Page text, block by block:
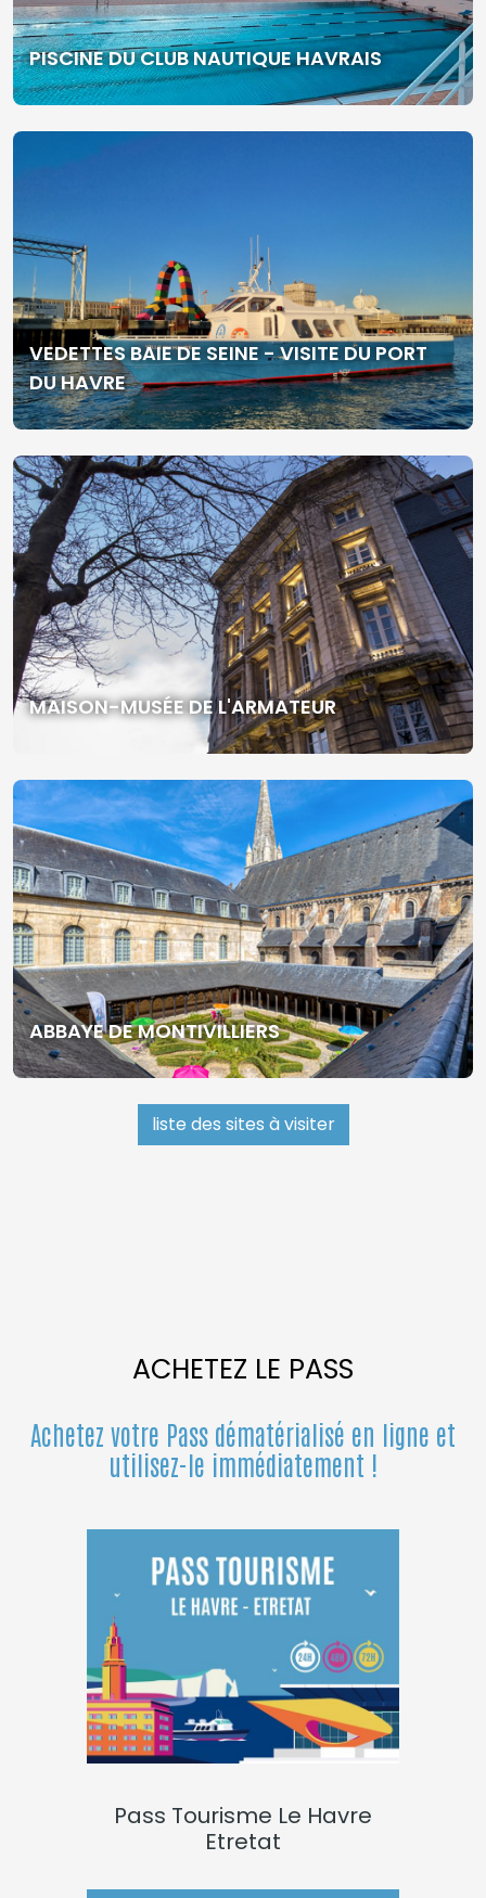
PISCINE DU CLUB NAUTIQUE HAVRAIS
VEDETTES BAIE DE SEINE - VISITE DU PORT
DU HAVRE
MAISON-MUSÉE DE L'ARMATEUR
ABBAYE DE MONTIVILLIERS
liste des sites à visiter
ACHETEZ LE PASS
Achetez votre Pass dématérialisé en ligne et
utilisez-le immédiatement !
Pass Tourisme Le Havre
Etretat